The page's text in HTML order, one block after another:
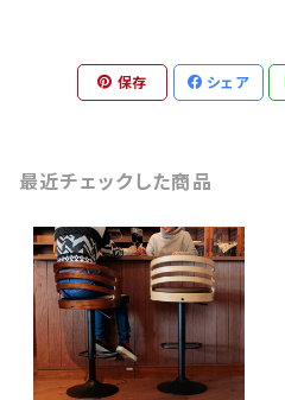
保存 シェア
最近チェックした商品